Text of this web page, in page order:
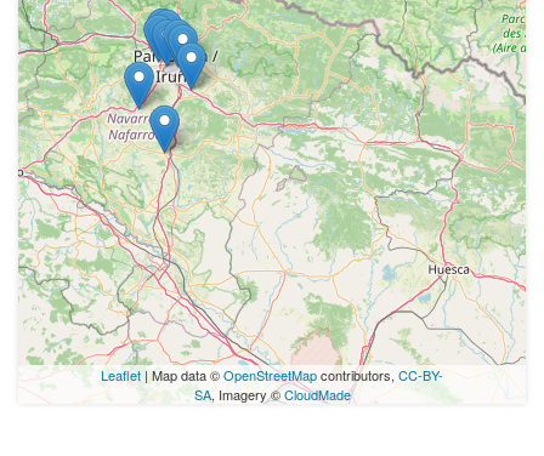
Leaflet | Map data ©OpenStreetMapcontributors, CC-BY-
SA, Imagery ©CloudMade